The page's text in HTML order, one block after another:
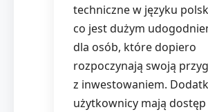
techniczne w języku
co jest dużym
dla osób, które dopiero
rozpoczynają swoją
z inwestowaniem.
użytkownicy mają